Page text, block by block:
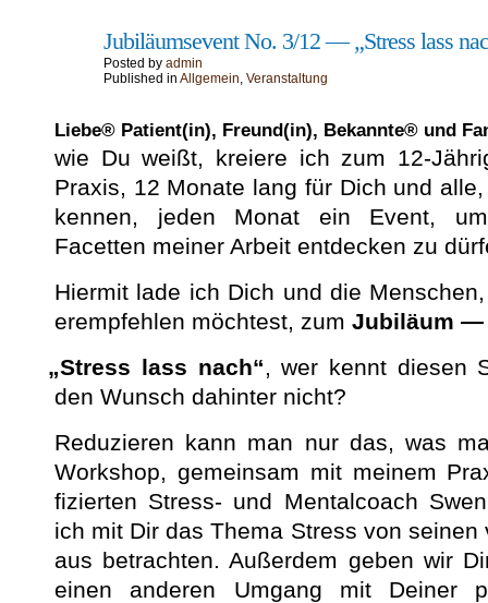
Jubiläumsevent No. 3/12 — „Stress lass
Posted by admin
Published in Allgemein, Veranstaltung
Liebe® Patient(in), Freund(in), Bekannte® und
wie Du weißt, kreiere ich zum 12-
Prax­is, 12 Monate lang für Dich und
ken­nen, jeden Monat ein Event,
Facetten mein­er Arbeit ent­deck­en zu
Hier­mit lade ich Dich und die
erempfehlen möcht­est, zum Jubiläum —
„Stress lass nach“, wer ken­nt diesen
den Wun­sch dahin­ter nicht?
Reduzieren kann man nur das, was
Work­shop, gemein­sam mit meinem
fizierten Stress- und Men­tal­coach
ich mit Dir das The­ma Stress von
aus betra­cht­en. Außer­dem geben wir
einen anderen Umgang mit Dein­er